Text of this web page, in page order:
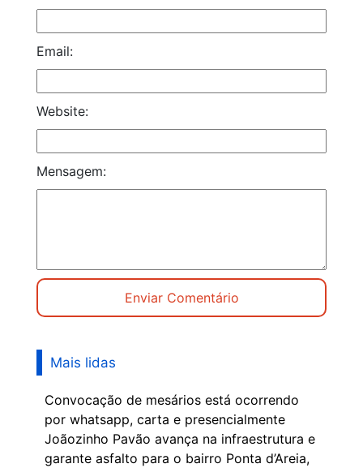
Email:
Website:
Mensagem:
Mais lidas
Convocação de mesários está ocorrendo
por whatsapp, carta e presencialmente
Joãozinho Pavão avança na infraestrutura e
garante asfalto para o bairro Ponta d’Areia,